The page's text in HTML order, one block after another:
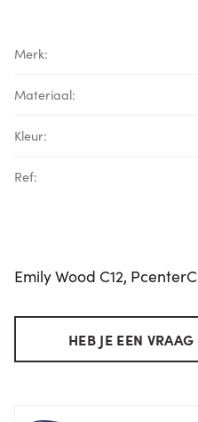
Merk:
Materiaal:
Kleur:
Ref:
Emily Wood C12,
HEB JE EEN